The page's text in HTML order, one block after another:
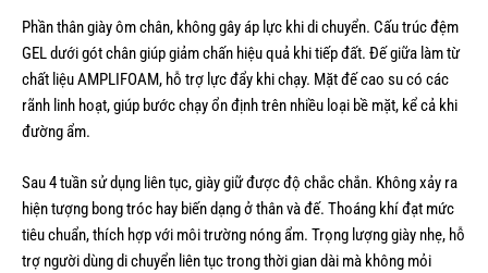
Phần thân giày ôm chân, không gây áp lực khi di chuyển. Cấu trúc đệm
GEL dưới gót chân giúp giảm chấn hiệu quả khi tiếp đất. Đế giữa làm từ
chất liệu AMPLIFOAM, hỗ trợ lực đẩy khi chạy. Mặt đế cao su có các
rãnh linh hoạt, giúp bước chạy ổn định trên nhiều loại bề mặt, kể cả khi
đường ẩm.
Sau 4 tuần sử dụng liên tục, giày giữ được độ chắc chắn. Không xảy ra
hiện tượng bong tróc hay biến dạng ở thân và đế. Thoáng khí đạt mức
tiêu chuẩn, thích hợp với môi trường nóng ẩm. Trọng lượng giày nhẹ, hỗ
trợ người dùng di chuyển liên tục trong thời gian dài mà không mỏi